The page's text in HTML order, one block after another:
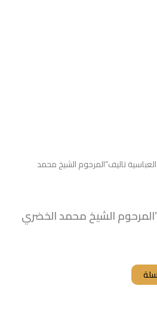
تاليف”المرحوم الشيخ محمد
الشيخ محمد الخضري